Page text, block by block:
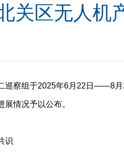
关区无人机
巡察组于2025年6月22日——8
情况予以公布。
识